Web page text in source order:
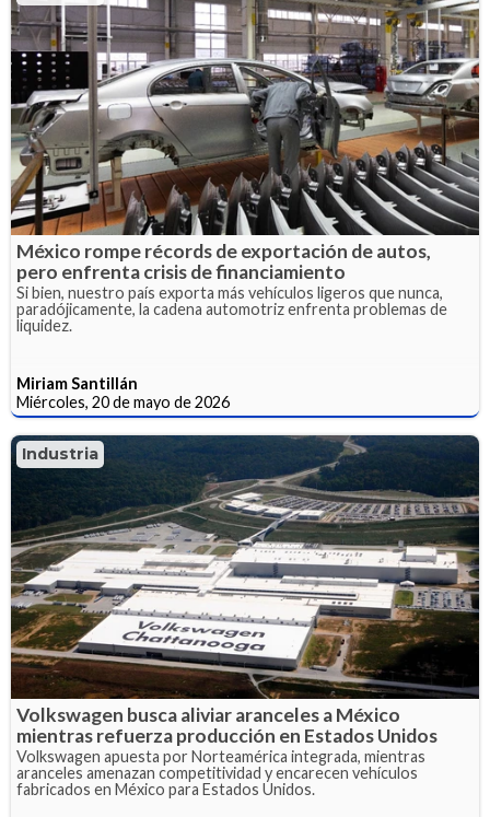
México rompe récords de exportación de autos,
pero enfrenta crisis de financiamiento
Si bien, nuestro país exporta más vehículos ligeros que nunca,
paradójicamente, la cadena automotriz enfrenta problemas de
liquidez.
Miriam Santillán
Miércoles, 20 de mayo de 2026
Industria
Volkswagen busca aliviar aranceles a México
mientras refuerza producción en Estados Unidos
Volkswagen apuesta por Norteamérica integrada, mientras
aranceles amenazan competitividad y encarecen vehículos
fabricados en México para Estados Unidos.